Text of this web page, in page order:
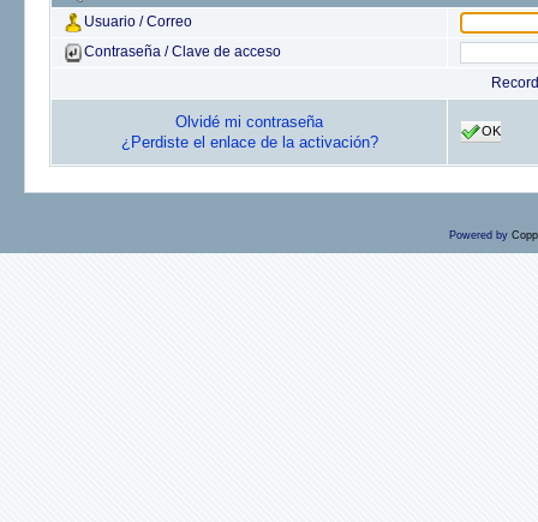
Usuario / Correo
Contraseña / Clave de acceso
Olvidé mi contraseña
¿Perdiste el enlace de la activación?
OK
Powered by